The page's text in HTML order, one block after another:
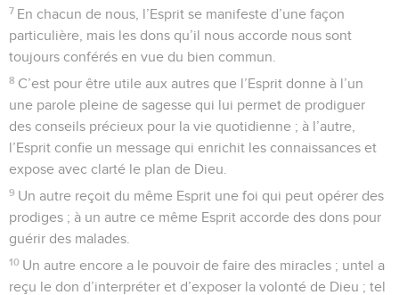
7 En chacun de nous, l’Esprit se manifeste d’une façon
particulière, mais les dons qu’il nous accorde nous sont
toujours conférés en vue du bien commun.
8 C’est pour être utile aux autres que l’Esprit donne à l’un
une parole pleine de sagesse qui lui permet de prodiguer
des conseils précieux pour la vie quotidienne ; à l’autre,
l’Esprit confie un message qui enrichit les connaissances et
expose avec clarté le plan de Dieu.
9 Un autre reçoit du même Esprit une foi qui peut opérer des
prodiges ; à un autre ce même Esprit accorde des dons pour
guérir des malades.
10 Un autre encore a le pouvoir de faire des miracles ; untel a
reçu le don d’interpréter et d’exposer la volonté de Dieu ; tel